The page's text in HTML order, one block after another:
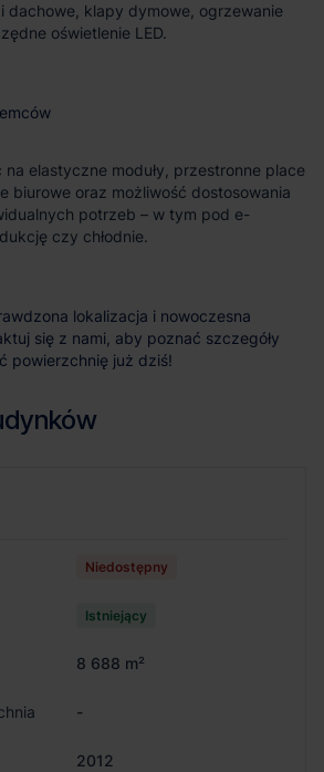
dachowe, klapy dymowe, ogrzewanie
oświetlenie LED.
elastyczne moduły, przestronne place
biurowe oraz możliwość dostosowania
potrzeb – w tym pod e-
czy chłodnie.
lokalizacja i nowoczesna
się z nami, aby poznać szczegóły
powierzchnię już dziś!
Niedostępny
Istniejący
8 688 m²
-
2012